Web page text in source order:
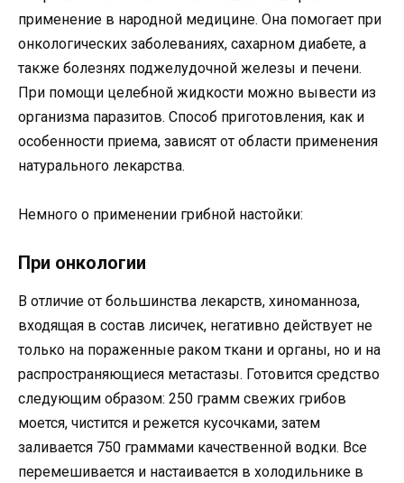
применение в народной медицине. Она помогает при
онкологических заболеваниях, сахарном диабете, а
также болезнях поджелудочной железы и печени.
При помощи целебной жидкости можно вывести из
организма паразитов. Способ приготовления, как и
особенности приема, зависят от области применения
натурального лекарства.
Немного о применении грибной настойки:
При онкологии
В отличие от большинства лекарств, хиноманноза,
входящая в состав лисичек, негативно действует не
только на пораженные раком ткани и органы, но и на
распространяющиеся метастазы. Готовится средство
следующим образом: 250 грамм свежих грибов
моется, чистится и режется кусочками, затем
заливается 750 граммами качественной водки. Все
перемешивается и настаивается в холодильнике в